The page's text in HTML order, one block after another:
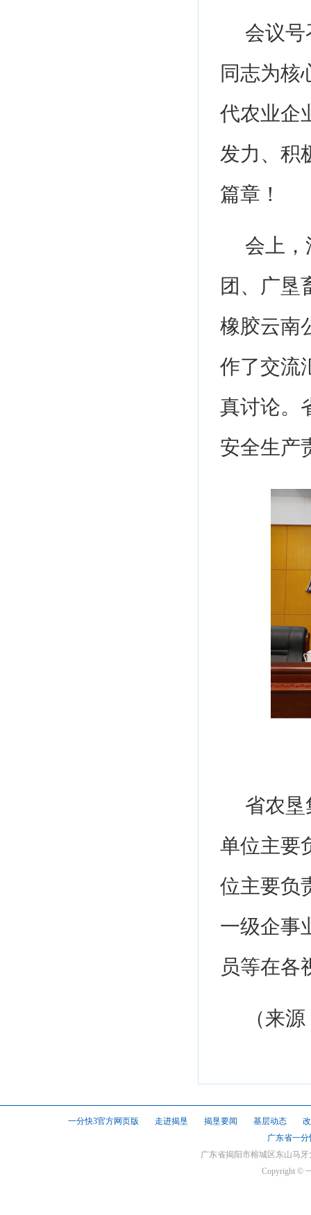
会议号
同志为核
代农业企
发力、积
篇章！
会上，
团、广垦
橡胶云南
作了交流
真讨论。
安全生产
省农
单位主要
位主要负
一级企事
员等在各
（来
一分快3官方网页版 走进揭垦 揭垦要闻 基层动态
广东省一
广东省揭阳市榕城区东山马牙
Copyright ©